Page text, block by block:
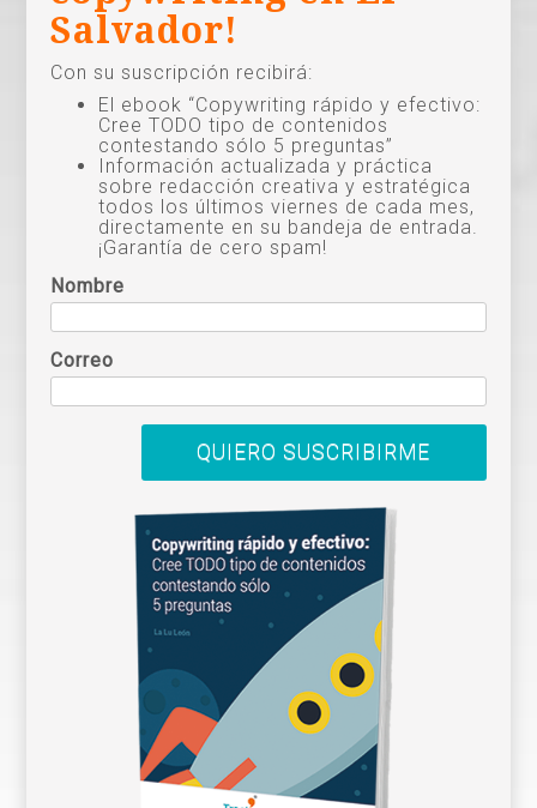
Salvador!
Con su suscripción recibirá:
El ebook “Copywriting rápido y efectivo:
Cree TODO tipo de contenidos
contestando sólo 5 preguntas”
Información actualizada y práctica
sobre redacción creativa y estratégica
todos los últimos viernes de cada mes,
directamente en su bandeja de entrada.
¡Garantía de cero spam!
Nombre
Correo